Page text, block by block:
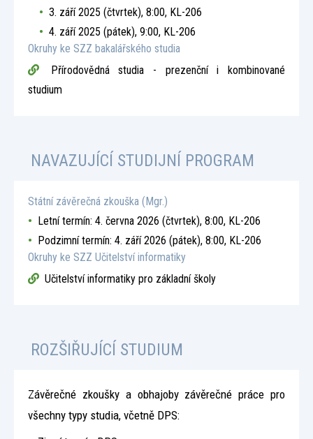
3. září 2025 (čtvrtek), 8:00, KL-206
4. září 2025 (pátek), 9:00, KL-206
Okruhy ke SZZ bakalářského studia
Přírodovědná studia - prezenční i kombinované
studium
NAVAZUJÍCÍ STUDIJNÍ PROGRAM
Státní závěrečná zkouška (Mgr.)
Letní termín: 4. června 2026 (čtvrtek), 8:00, KL-206
Podzimní termín: 4. září 2026 (pátek), 8:00, KL-206
Okruhy ke SZZ Učitelství informatiky
Učitelství informatiky pro základní školy
ROZŠIŘUJÍCÍ STUDIUM
Závěrečné zkoušky a obhajoby závěrečné práce pro
všechny typy studia, včetně DPS: